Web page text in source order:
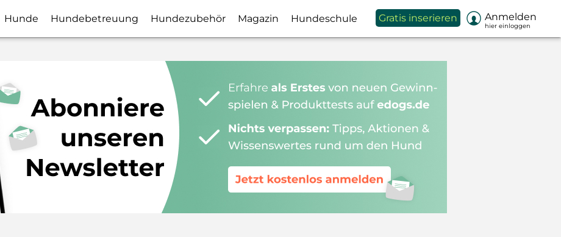
Hunde Hundebetreuung Hundezubehör Magazin Hundeschule Gratis inserieren  Anmelden
hier einloggen